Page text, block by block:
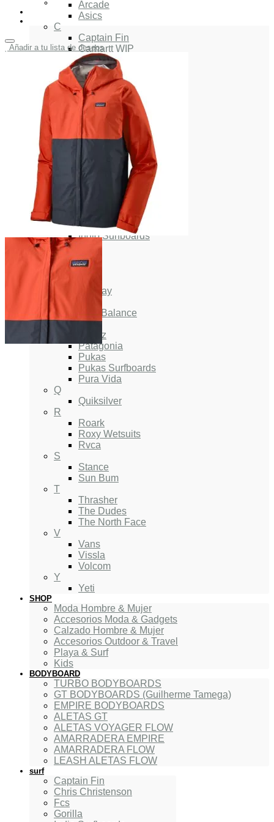
Arcade
Asics
C
Captain Fin
Carhartt WIP
Cariuma
Chris Christenson
Coolway
Deus Ex Machina
Dickies
Edmmond Studios
FCS
Herschel
Huf
I
Indio Surfboards
I-Sea
K
Katin
Midway
N
New Balance
P
Parlez
Patagonia
Pukas
Pukas Surfboards
Pura Vida
Q
Quiksilver
R
Roark
Roxy Wetsuits
Rvca
S
Stance
Sun Bum
T
Thrasher
The Dudes
The North Face
V
Vans
Vissla
Volcom
Y
Yeti
SHOP
Moda Hombre & Mujer
Accesorios Moda & Gadgets
Calzado Hombre & Mujer
Accesorios Outdoor & Travel
Playa & Surf
Kids
BODYBOARD
TURBO BODYBOARDS
GT BODYBOARDS (Guilherme Tamega)
EMPIRE BODYBOARDS
ALETAS GT
ALETAS VOYAGER FLOW
AMARRADERA EMPIRE
AMARRADERA FLOW
LEASH ALETAS FLOW
surf
Captain Fin
Chris Christenson
Fcs
Gorilla
Añadir a tu lista de deseos